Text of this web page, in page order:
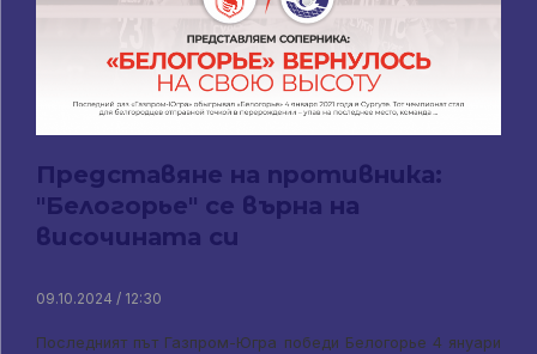
Представяне на противника:
"Белогорье" се върна на
височината си
09.10.2024 / 12:30
Последният път Газпром-Югра победи Белогорье 4 януари